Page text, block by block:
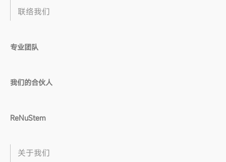
联络我们
专业团队
我们的合伙人
ReNuStem
关于我们